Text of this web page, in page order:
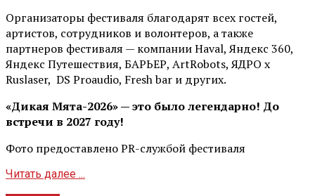
Организаторы фестиваля благодарят всех гостей,
артистов, сотрудников и волонтеров, а также
партнеров фестиваля — компании Haval, Яндекс 360,
Яндекс Путешествия, БАРЬЕР, ArtRobots, ЯДРО х
Ruslaser, DS Proaudio, Fresh bar и других.
«Дикая Мята-2026» — это было легендарно! До
встречи в 2027 году!
Фото предоставлено PR-службой фестиваля
Читать далее ...